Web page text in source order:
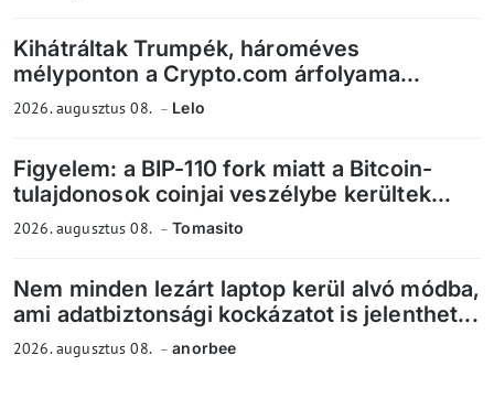
Kihátráltak Trumpék, hároméves
mélyponton a Crypto.com árfolyama...
2026. augusztus 08. Lelo
Figyelem: a BIP-110 fork miatt a Bitcoin-
tulajdonosok coinjai veszélybe kerültek...
2026. augusztus 08. Tomasito
Nem minden lezárt laptop kerül alvó módba,
ami adatbiztonsági kockázatot is jelenthet...
2026. augusztus 08. anorbee